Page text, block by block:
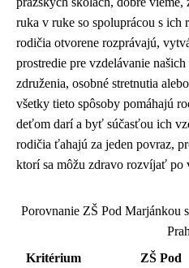
ruka v ruke so spoluprácou s ich
rodičia otvorene rozprávajú,
prostredie pre vzdelávanie
združenia, osobné stretnutia
všetky tieto spôsoby pomáhajú
deťom darí a byť súčasťou ich
rodičia ťahajú za jeden povraz,
ktorí sa môžu zdravo rozvíjať po
Porovnanie ZŠ Pod Marjánkou
Kritérium
ZŠ Pod